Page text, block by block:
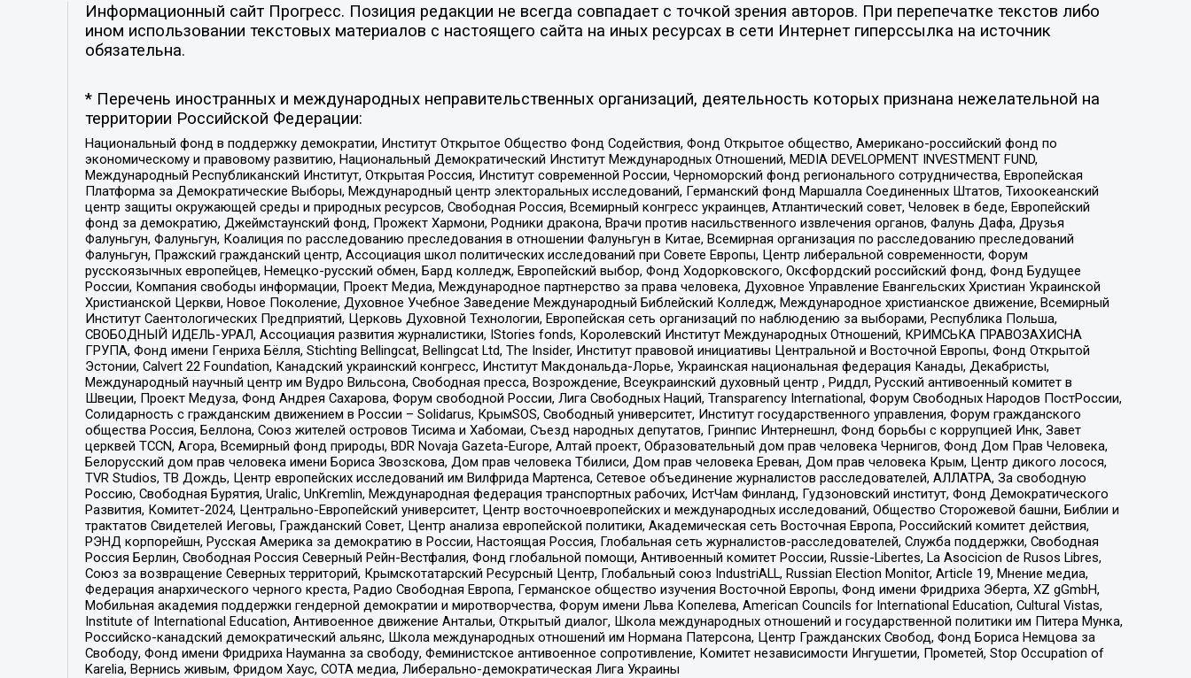
Информационный сайт Прогресс. Позиция редакции не всегда совпадает с точкой зрения авторов. При перепечатке текстов либо
ином использовании текстовых материалов с настоящего сайта на иных ресурсах в сети Интернет гиперссылка на источник
обязательна.
* Перечень иностранных и международных неправительственных организаций, деятельность которых признана нежелательной на
территории Российской Федерации:
Национальный фонд в поддержку демократии, Институт Открытое Общество Фонд Содействия, Фонд Открытое общество, Американо-российский фонд по
экономическому и правовому развитию, Национальный Демократический Институт Международных Отношений, MEDIA DEVELOPMENT INVESTMENT FUND,
Международный Республиканский Институт, Открытая Россия, Институт современной России, Черноморский фонд регионального сотрудничества, Европейская
Платформа за Демократические Выборы, Международный центр электоральных исследований, Германский фонд Маршалла Соединенных Штатов, Тихоокеанский
центр защиты окружающей среды и природных ресурсов, Свободная Россия, Всемирный конгресс украинцев, Атлантический совет, Человек в беде, Европейский
фонд за демократию, Джеймстаунский фонд, Прожект Хармони, Родники дракона, Врачи против насильственного извлечения органов, Фалунь Дафа, Друзья
Фалуньгун, Фалуньгун, Коалиция по расследованию преследования в отношении Фалуньгун в Китае, Всемирная организация по расследованию преследований
Фалуньгун, Пражский гражданский центр, Ассоциация школ политических исследований при Совете Европы, Центр либеральной современности, Форум
русскоязычных европейцев, Немецко-русский обмен, Бард колледж, Европейский выбор, Фонд Ходорковского, Оксфордский российский фонд, Фонд Будущее
России, Компания свободы информации, Проект Медиа, Международное партнерство за права человека, Духовное Управление Евангельских Христиан Украинской
Христианской Церкви, Новое Поколение, Духовное Учебное Заведение Международный Библейский Колледж, Международное христианское движение, Всемирный
Институт Саентологических Предприятий, Церковь Духовной Технологии, Европейская сеть организаций по наблюдению за выборами, Республика Польша,
СВОБОДНЫЙ ИДЕЛЬ-УРАЛ, Ассоциация развития журналистики, IStories fonds, Королевский Институт Международных Отношений, КРИМСЬКА ПРАВОЗАХИСНА
ГРУПА, Фонд имени Генриха Бёлля, Stichting Bellingcat, Bellingcat Ltd, The Insider, Институт правовой инициативы Центральной и Восточной Европы, Фонд Открытой
Эстонии, Calvert 22 Foundation, Канадский украинский конгресс, Институт Макдональда-Лорье, Украинская национальная федерация Канады, Декабристы,
Международный научный центр им Вудро Вильсона, Свободная пресса, Возрождение, Всеукраинский духовный центр , Риддл, Русский антивоенный комитет в
Швеции, Проект Медуза, Фонд Андрея Сахарова, Форум свободной России, Лига Свободных Наций, Transparеncy International, Форум Свободных Народов ПостРоссии,
Солидарность с гражданским движением в России – Solidarus, КрымSOS, Свободный университет, Институт государственного управления, Форум гражданского
общества Россия, Беллона, Союз жителей островов Тисима и Хабомаи, Съезд народных депутатов, Гринпис Интернешнл, Фонд борьбы с коррупцией Инк, Завет
церквей TCCN, Агора, Всемирный фонд природы, BDR Novaja Gazeta-Europe, Алтай проект, Образовательный дом прав человека Чернигов, Фонд Дом Прав Человека,
Белорусский дом прав человека имени Бориса Звозскова, Дом прав человека Тбилиси, Дом прав человека Ереван, Дом прав человека Крым, Центр дикого лосося,
TVR Studios, ТВ Дождь, Центр европейских исследований им Вилфрида Мартенса, Сетевое объединение журналистов расследователей, АЛЛАТРА, За свободную
Россию, Свободная Бурятия, Uralic, UnKremlin, Международная федерация транспортных рабочих, ИстЧам Финланд, Гудзоновский институт, Фонд Демократического
Развития, Комитет-2024, Центрально-Европейский университет, Центр восточноевропейских и международных исследований, Общество Сторожевой башни, Библии и
трактатов Свидетелей Иеговы, Гражданский Совет, Центр анализа европейской политики, Академическая сеть Восточная Европа, Российский комитет действия,
РЭНД корпорейшн, Русская Америка за демократию в России, Настоящая Россия, Глобальная сеть журналистов-расследователей, Служба поддержки, Свободная
Россия Берлин, Свободная Россия Северный Рейн-Вестфалия, Фонд глобальной помощи, Антивоенный комитет России, Russie-Libertes, La Asocicion de Rusos Libres,
Союз за возвращение Северных территорий, Крымскотатарский Ресурсный Центр, Глобальный союз IndustriALL, Russian Election Monitor, Article 19, Мнение медиа,
Федерация анархического черного креста, Радио Свободная Европа, Германское общество изучения Восточной Европы, Фонд имени Фридриха Эберта, XZ gGmbH,
Мобильная академия поддержки гендерной демократии и миротворчества, Форум имени Льва Копелева, American Councils for International Education, Cultural Vistas,
Institute of International Education, Антивоенное движение Антальи, Открытый диалог, Школа международных отношений и государственной политики им Питера Мунка,
Российско-канадский демократический альянс, Школа международных отношений им Нормана Патерсона, Центр Гражданских Свобод, Фонд Бориса Немцова за
Свободу, Фонд имени Фридриха Науманна за свободу, Феминистское антивоенное сопротивление, Комитет независимости Ингушетии, Прометей, Stop Occupation of
Karelia, Вернись живым, Фридом Хаус, СОТА медиа, Либерально-демократическая Лига Украины